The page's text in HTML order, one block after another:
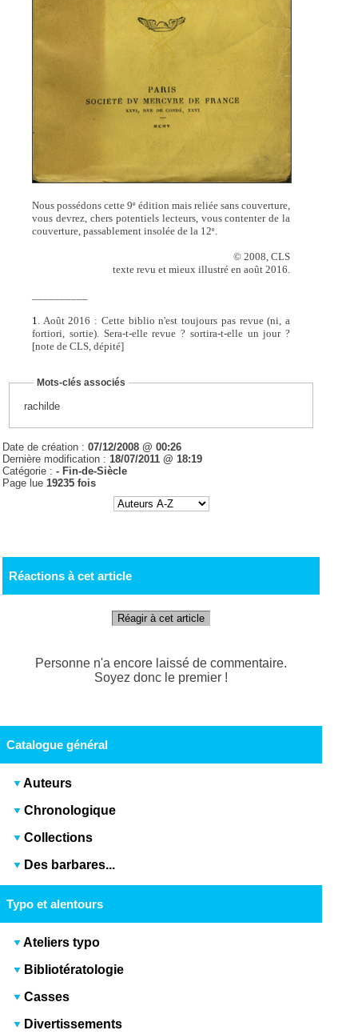
Nous possédons cette 9e édition mais reliée sans couverture,
vous devrez, chers potentiels lecteurs, vous contenter de la
couverture, passablement insolée de la 12e.
© 2008, CLS
texte revu et mieux illustré en août 2016.
1. Août 2016 : Cette biblio n'est toujours pas revue (ni, a
fortiori, sortie). Sera-t-elle revue ? sortira-t-elle un jour ?
[note de CLS, dépité]
Mots-clés associés
rachilde
Date de création :07/12/2008 @ 00:26
Dernière modification : 18/07/2011 @ 18:19
Catégorie :- Fin-de-Siècle
Page lue 19235 fois
Réactions à cet article
Réagir à cet article
Personne n'a encore laissé de commentaire.
Soyez donc le premier !
Catalogue général
Auteurs
Chronologique
Collections
Des barbares...
Typo et alentours
Ateliers typo
Bibliotératologie
Casses
Divertissements